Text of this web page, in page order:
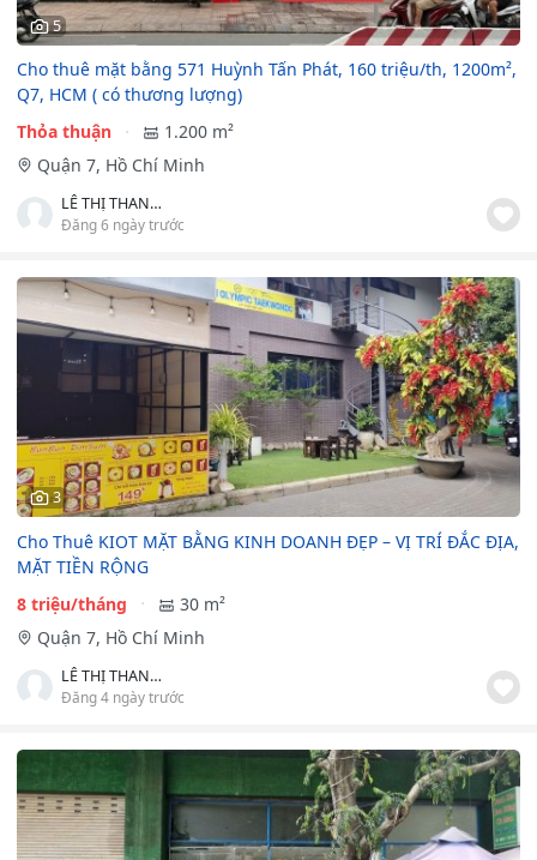
5
Cho thuê mặt bằng 571 Huỳnh Tấn Phát, 160 triệu/th, 1200m²,
Q7, HCM ( có thương lượng)
Thỏa thuận
1.200 m²
Quận 7, Hồ Chí Minh
LÊ THỊ THANH TUYỀN
Đăng 6 ngày trước
3
Cho Thuê KIOT MẶT BẰNG KINH DOANH ĐẸP – VỊ TRÍ ĐẮC ĐỊA,
MẶT TIỀN RỘNG
8 triệu/tháng
30 m²
Quận 7, Hồ Chí Minh
LÊ THỊ THANH TUYỀN
Đăng 4 ngày trước